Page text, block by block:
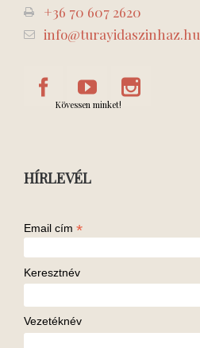
+36 70 607 2620
info@turayidaszinhaz.hu
Kövessen minket!
HÍRLEVÉL
Email cím *
Keresztnév
Vezetéknév